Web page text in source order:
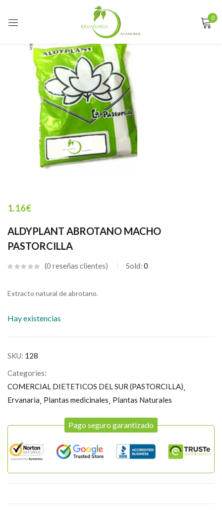
0
1.16€
ALDYPLANT ABROTANO MACHO
PASTORCILLA
0 reseñas clientes Sold: 0
Extracto natural de abrotano.
Hay existencias
SKU: 128
Categories:
COMERCIAL DIETETICOS DEL SUR (PASTORCILLA)
Ervanaria Plantas medicinales Plantas Naturales
Pago seguro garantizado
Sign in
Remember me
LOG IN
CREATE AN ACCOUNT